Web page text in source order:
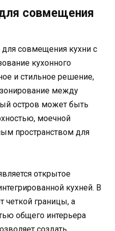
совмещения
совмещения кухни с
кухонного
и стильное решение,
зонирование между
остров может быть
моечной
пространством для
открытое
кухней. В
четкой границы, а
общего интерьера